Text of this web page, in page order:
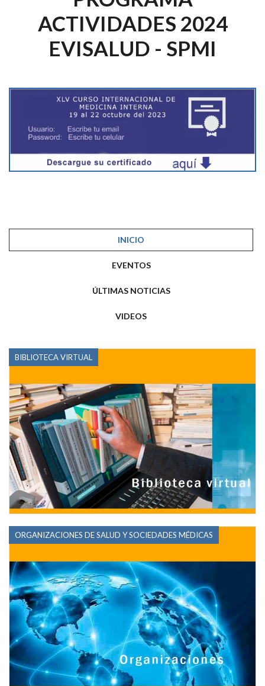
ACTIVIDADES 2024
EVISALUD - SPMI
INICIO
EVENTOS
ÚLTIMAS NOTICIAS
VIDEOS
BIBLIOTECA VIRTUAL
ORGANIZACIONES DE SALUD Y SOCIEDADES MÉDICAS